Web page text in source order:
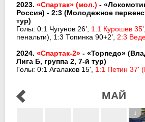
2023. «Спартак» (мол.) -
Россия) - 2:3 (Молодежное
тур)
Голы: 0:1 Чугунов 26’, 1:1 Курошев 35’
пенальти), 1:3 Топинка 90+2’, 2:3
2024. «Спартак-2» - «Торпедо»
Лига Б, группа 2, 7-й тур)
Голы: 0:1 Агалаков 15', 1:1 Петин 37'
МАЙ